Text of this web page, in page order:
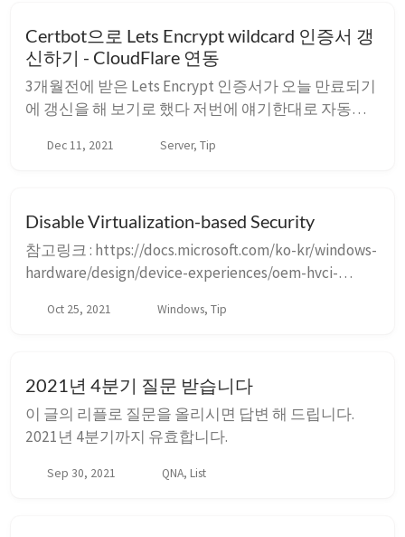
Certbot으로 Lets Encrypt wildcard 인증서 갱
신하기 - CloudFlare 연동
3개월전에 받은 Lets Encrypt 인증서가 오늘 만료되기
에 갱신을 해 보기로 했다 저번에 얘기한대로 자동으
CloudFlare 플러그인이 필요하므로 다음을 실행한다
Dec 11, 2021 Server, Tip
Disable Virtualization-based Security
참고링크 : https://docs.microsoft.com/ko-kr/windows-
hardware/design/device-experiences/oem-hvci-
어 있다. 하지만 당연하게도 나같은 게이머에겐 저런
Oct 25, 2021 Windows, Tip
2021년 4분기 질문 받습니다
이 글의 리플로 질문을 올리시면 답변 해 드립니다.
2021년 4분기까지 유효합니다.
Sep 30, 2021 QNA, List